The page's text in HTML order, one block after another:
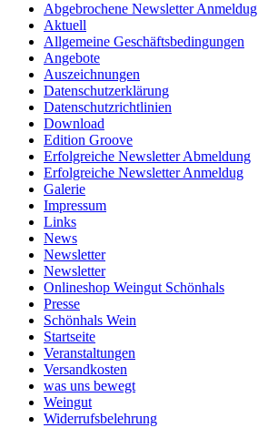
Abgebrochene Newsletter Anmeldug
Aktuell
Allgemeine Geschäftsbedingungen
Angebote
Auszeichnungen
Datenschutzerklärung
Datenschutzrichtlinien
Download
Edition Groove
Erfolgreiche Newsletter Abmeldung
Erfolgreiche Newsletter Anmeldug
Galerie
Impressum
Links
News
Newsletter
Newsletter
Onlineshop Weingut Schönhals
Presse
Schönhals Wein
Startseite
Veranstaltungen
Versandkosten
was uns bewegt
Weingut
Widerrufsbelehrung